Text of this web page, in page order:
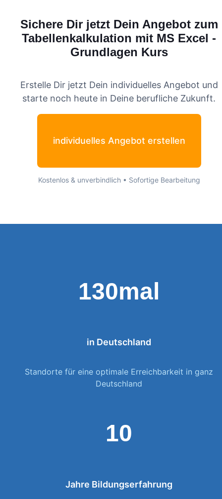
Sichere Dir jetzt Dein Angebot zum
Tabellenkalkulation mit MS Excel -
Grundlagen Kurs
Erstelle Dir jetzt Dein individuelles Angebot und
starte noch heute in Deine berufliche Zukunft.
individuelles Angebot erstellen
Kostenlos & unverbindlich • Sofortige Bearbeitung
130mal
in Deutschland
Standorte für eine optimale Erreichbarkeit in ganz
Deutschland
10
Jahre Bildungserfahrung